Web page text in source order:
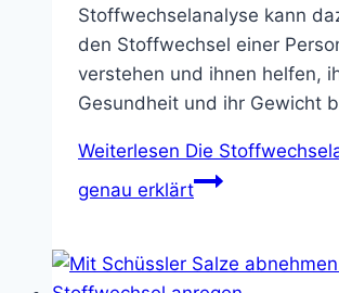
Stoffwechselanalyse kann
den Stoffwechsel einer
verstehen und ihnen helfen,
Gesundheit und ihr Gewicht
Weiterlesen Die
genau erklärt